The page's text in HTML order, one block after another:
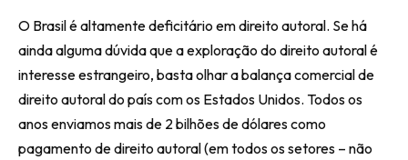
O Brasil é altamente deficitário em direito autoral. Se há
ainda alguma dúvida que a exploração do direito autoral é
interesse estrangeiro, basta olhar a balança comercial de
direito autoral do país com os Estados Unidos. Todos os
anos enviamos mais de 2 bilhões de dólares como
pagamento de direito autoral (em todos os setores – não